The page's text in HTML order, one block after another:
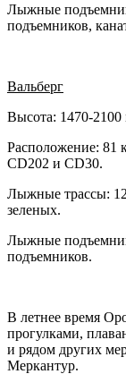
Лыжные
подъемников,
Вальберг
Высота: 1470-2100
Расположение: 81
CD202 и CD30.
Лыжные трассы:
зеленых.
Лыжные
подъемников.
В летнее время
прогулками,
и рядом других
Меркантур.